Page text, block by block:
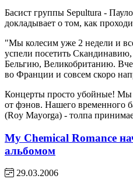
Басист группы Sepultura -
докладывает о том, как
"Мы колесим уже 2 недели и
успели посетить
Бельгию, Великобританию.
во Франции и совсем скоро
Концерты просто убойные! Мы
от фэнов. Нашего временного
(Roy Mayorga) - толпа
My Chemical Romance
альбомом
29.03.2006